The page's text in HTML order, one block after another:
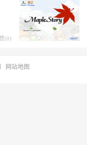
赞(0)
网站地图